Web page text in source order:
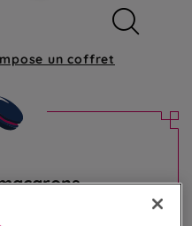
un coffret